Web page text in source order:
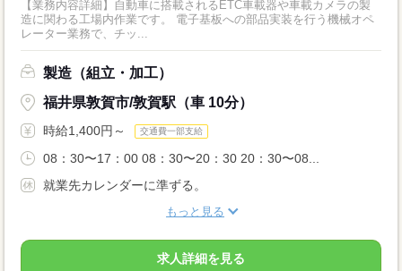
【業務内容詳細】自動車に搭載されるETC車載器や車載カメラの製
造に関わる工場内作業です。 電子基板への部品実装を行う機械オペ
レーター業務で、チッ...
製造（組立・加工）
福井県敦賀市/敦賀駅（車 10分）
時給1,400円～ 交通費一部支給
08：30〜17：00 08：30〜20：30 20：30〜08...
就業先カレンダーに準ずる。
もっと見る
求人詳細を見る